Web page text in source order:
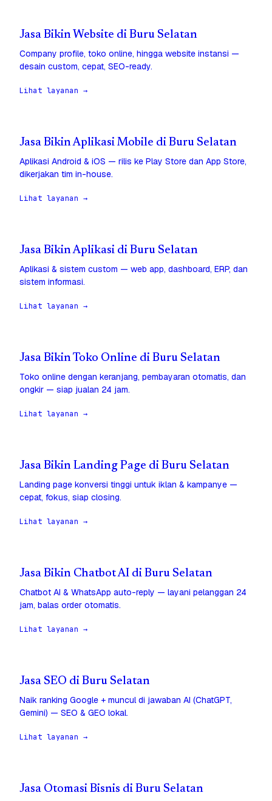
Jasa Bikin Website di Buru Selatan
Company profile, toko online, hingga website instansi —
desain custom, cepat, SEO-ready.
Lihat layanan →
Jasa Bikin Aplikasi Mobile di Buru Selatan
Aplikasi Android & iOS — rilis ke Play Store dan App Store,
dikerjakan tim in-house.
Lihat layanan →
Jasa Bikin Aplikasi di Buru Selatan
Aplikasi & sistem custom — web app, dashboard, ERP, dan
sistem informasi.
Lihat layanan →
Jasa Bikin Toko Online di Buru Selatan
Toko online dengan keranjang, pembayaran otomatis, dan
ongkir — siap jualan 24 jam.
Lihat layanan →
Jasa Bikin Landing Page di Buru Selatan
Landing page konversi tinggi untuk iklan & kampanye —
cepat, fokus, siap closing.
Lihat layanan →
Jasa Bikin Chatbot AI di Buru Selatan
Chatbot AI & WhatsApp auto-reply — layani pelanggan 24
jam, balas order otomatis.
Lihat layanan →
Jasa SEO di Buru Selatan
Naik ranking Google + muncul di jawaban AI (ChatGPT,
Gemini) — SEO & GEO lokal.
Lihat layanan →
Jasa Otomasi Bisnis di Buru Selatan